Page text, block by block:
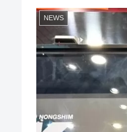
NEWS